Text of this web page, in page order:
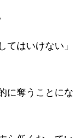
てはいけない」
に奪うことにな